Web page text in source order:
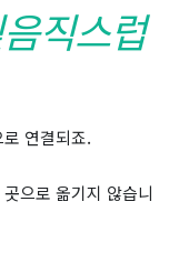
직스럽
연결되죠.
으로 옮기지 않습니